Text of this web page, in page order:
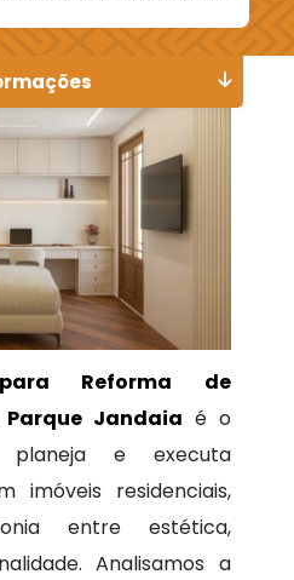
Reforma de
Jandaia é o
planeja e executa
imóveis residenciais,
entre estética,
Analisamos a